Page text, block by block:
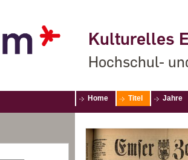
Kulturelles
Hochschul-
Home Titel Jahre